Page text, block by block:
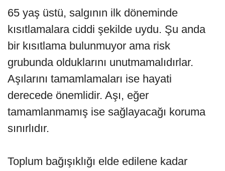
65 yaş üstü, salgının ilk döneminde
kısıtlamalara ciddi şekilde uydu. Şu anda
bir kısıtlama bulunmuyor ama risk
grubunda olduklarını unutmamalıdırlar.
Aşılarını tamamlamaları ise hayati
derecede önemlidir. Aşı, eğer
tamamlanmamış ise sağlayacağı koruma
sınırlıdır.
Toplum bağışıklığı elde edilene kadar